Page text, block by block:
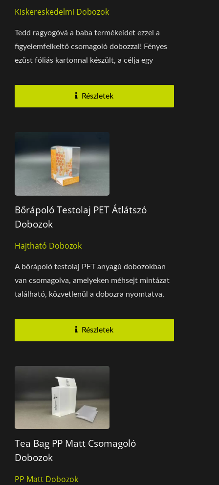
Kiskereskedelmi Dobozok
Tedd ragyogóvá a baba termékeidet ezzel a
figyelemfelkeltő csomagoló dobozzal! Fényes
ezüst fóliás kartonnal készült, a célja egy
Részletek
Bőrápoló Testolaj PET Átlátszó
Dobozok
Hajtható Dobozok
A bőrápoló testolaj PET anyagú dobozokban
van csomagolva, amelyeken méhsejt mintázat
található, közvetlenül a dobozra nyomtatva,
Részletek
Tea Bag PP Matt Csomagoló
Dobozok
PP Matt Dobozok